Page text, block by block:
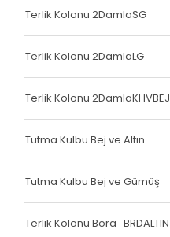
Çanta Kolonu
Yatak Fitili
Yatak Fitili
Yatak Fitili
Yatak Fitili
Çanta Kolonu
Terlik Kolonu 2DamlaSG
Terlik Kolonu 2DamlaLG
Terlik Kolonu 2DamlaKHVBEJ
Tutma Kulbu Bej ve Altın
Tutma Kulbu Bej ve Gümüş
Terlik Kolonu Bora_BRDALTIN